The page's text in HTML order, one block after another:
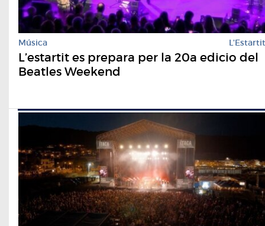
Música L'Estartit
L’estartit es prepara per la 20a edicio del
Beatles Weekend